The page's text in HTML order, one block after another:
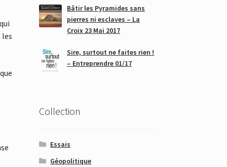
les
Bâtir les Pyramides sans
pierres ni esclaves – La
Croix 23 Mai 2017
Sire, surtout ne faites rien !
– Entreprendre 01/17
Collection
Essais
Géopolitique